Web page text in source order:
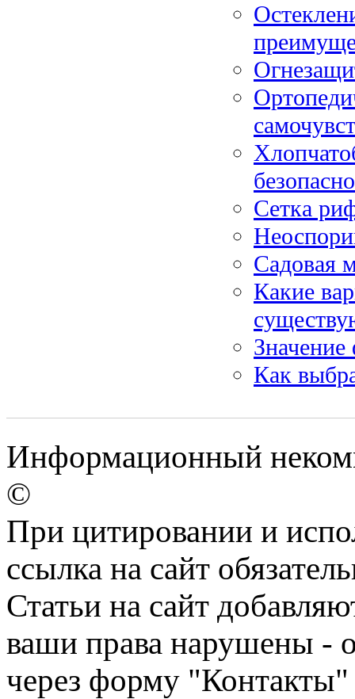
Сетка
Садовая
Какие
Значение
Как
Информационный
©
При цитировании и
ссылка на сайт
Статьи на сайт
ваши права нарушены -
через форму "Контакты"